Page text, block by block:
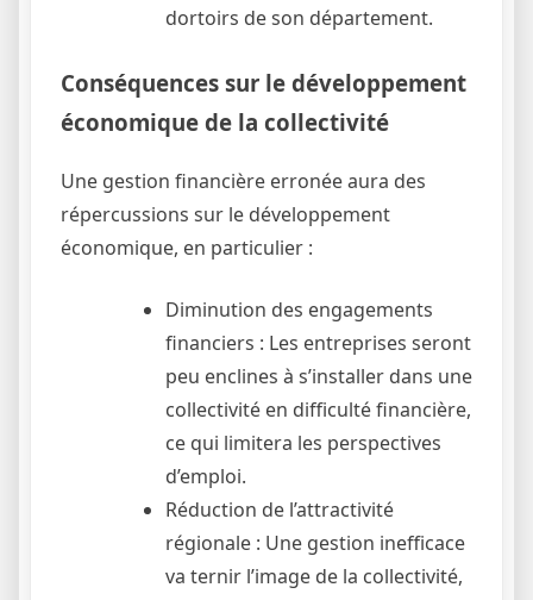
dortoirs de son département.
Conséquences sur le développement
économique de la collectivité
Une gestion financière erronée aura des
répercussions sur le développement
économique, en particulier :
Diminution des engagements
financiers : Les entreprises seront
peu enclines à s’installer dans une
collectivité en difficulté financière,
ce qui limitera les perspectives
d’emploi.
Réduction de l’attractivité
régionale : Une gestion inefficace
va ternir l’image de la collectivité,